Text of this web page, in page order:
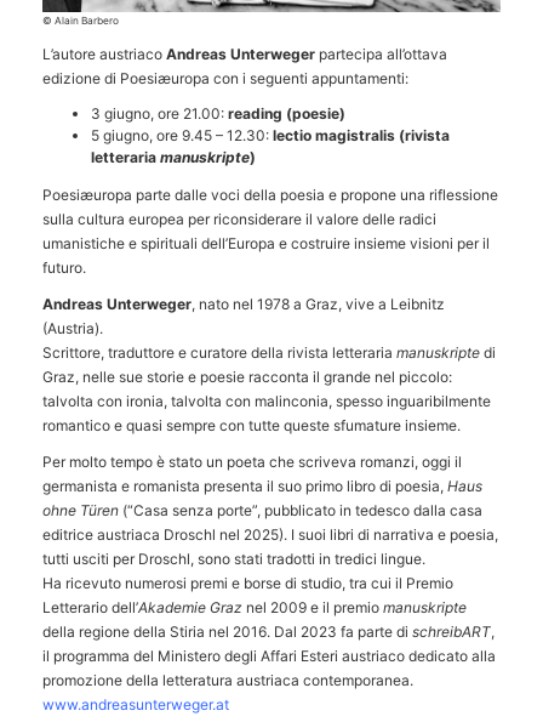
© Alain Barbero
L’autore austriaco Andreas Unterweger partecipa all’ottava
edizione di Poesiæuropa con i seguenti appuntamenti:
3 giugno, ore 21.00: reading (poesie)
5 giugno, ore 9.45 – 12.30: lectio magistralis (rivista
letteraria manuskripte)
Poesiæuropa parte dalle voci della poesia e propone una riflessione
sulla cultura europea per riconsiderare il valore delle radici
umanistiche e spirituali dell’Europa e costruire insieme visioni per il
futuro.
Andreas Unterweger, nato nel 1978 a Graz, vive a Leibnitz
(Austria).
Scrittore, traduttore e curatore della rivista letteraria manuskripte di
Graz, nelle sue storie e poesie racconta il grande nel piccolo:
talvolta con ironia, talvolta con malinconia, spesso inguaribilmente
romantico e quasi sempre con tutte queste sfumature insieme.
Per molto tempo è stato un poeta che scriveva romanzi, oggi il
germanista e romanista presenta il suo primo libro di poesia, Haus
ohne Türen (“Casa senza porte”, pubblicato in tedesco dalla casa
editrice austriaca Droschl nel 2025). I suoi libri di narrativa e poesia,
tutti usciti per Droschl, sono stati tradotti in tredici lingue.
Ha ricevuto numerosi premi e borse di studio, tra cui il Premio
Letterario dell’Akademie Graz nel 2009 e il premio manuskripte
della regione della Stiria nel 2016. Dal 2023 fa parte di schreibART,
il programma del Ministero degli Affari Esteri austriaco dedicato alla
promozione della letteratura austriaca contemporanea.
www.andreasunterweger.at